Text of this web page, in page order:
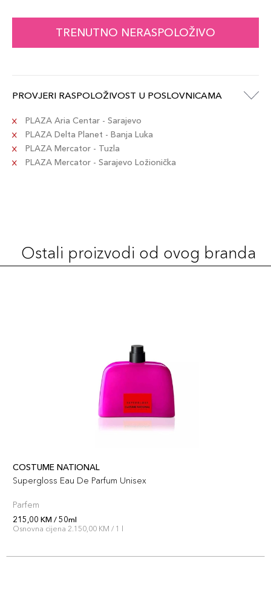
TRENUTNO NERASPOLOŽIVO
PROVJERI RASPOLOŽIVOST U POSLOVNICAMA
PLAZA Aria Centar - Sarajevo
PLAZA Delta Planet - Banja Luka
PLAZA Mercator - Tuzla
PLAZA Mercator - Sarajevo Ložionička
Ostali proizvodi od ovog branda
COSTUME NATIONAL
Supergloss Eau De Parfum Unisex
Parfem
215,00 KM / 50ml
Osnovna cijena 2.150,00 KM / 1 l